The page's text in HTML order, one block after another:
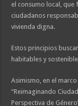
el consumo local,
ciudadanos
vivienda digna.
Estos principios
habitables y
Asimismo, en el
“Reimaginando
Perspectiva de